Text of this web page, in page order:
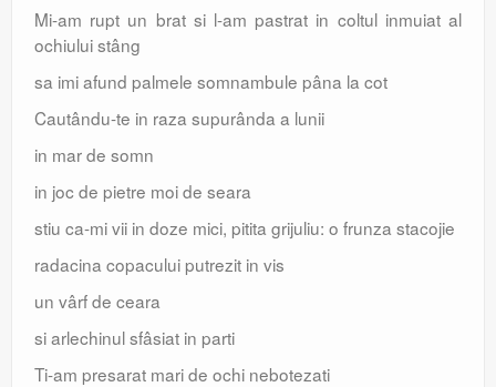
Mi-am rupt un brat si l-am pastrat in coltul inmuiat al
ochiului stâng
sa imi afund palmele somnambule pâna la cot
Cautându-te in raza supurânda a lunii
in mar de somn
in joc de pietre moi de seara
stiu ca-mi vii in doze mici, pitita grijuliu: o frunza stacojie
radacina copacului putrezit in vis
un vârf de ceara
si arlechinul sfâsiat in parti
Ti-am presarat mari de ochi nebotezati